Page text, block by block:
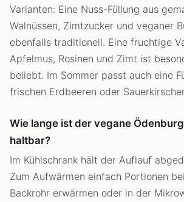
Varianten: Eine Nuss-Füllung aus
Walnüssen, Zimtzucker und veganer
ebenfalls traditionell. Eine fruchtige
Apfelmus, Rosinen und Zimt ist
beliebt. Im Sommer passt auch eine
frischen Erdbeeren oder
Wie lange ist der vegane
haltbar?
Im Kühlschrank hält der Auflauf
Zum Aufwärmen einfach Portionen
Backrohr erwärmen oder in der